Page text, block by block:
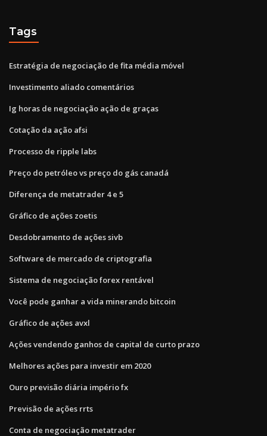
Tags
Estratégia de negociação de fita média móvel
Investimento aliado comentários
Ig horas de negociação ação de graças
Cotação da ação afsi
Processo de ripple labs
Preço do petróleo vs preço do gás canadá
Diferença de metatrader 4 e 5
Gráfico de ações zoetis
Desdobramento de ações sivb
Software de mercado de criptografia
Sistema de negociação forex rentável
Você pode ganhar a vida minerando bitcoin
Gráfico de ações avxl
Ações vendendo ganhos de capital de curto prazo
Melhores ações para investir em 2020
Ouro previsão diária império fx
Previsão de ações rrts
Conta de negociação metatrader